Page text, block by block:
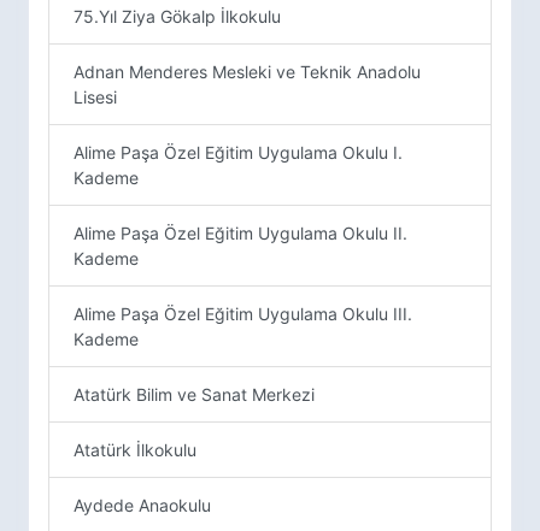
75.Yıl Ziya Gökalp İlkokulu
Adnan Menderes Mesleki ve Teknik Anadolu
Lisesi
Alime Paşa Özel Eğitim Uygulama Okulu I.
Kademe
Alime Paşa Özel Eğitim Uygulama Okulu II.
Kademe
Alime Paşa Özel Eğitim Uygulama Okulu III.
Kademe
Atatürk Bilim ve Sanat Merkezi
Atatürk İlkokulu
Aydede Anaokulu